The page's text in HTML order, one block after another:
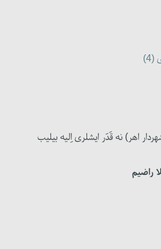
اهر) نه قَدَر ایشلری اِلیه بیلیب
راضیم